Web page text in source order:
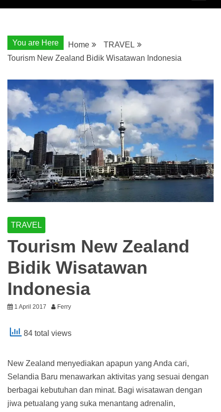
You are Here Home
TRAVEL
Tourism New Zealand Bidik Wisatawan Indonesia
TRAVEL
Tourism New Zealand
Bidik Wisatawan
Indonesia
1 April 2017 Ferry
84 total views
New Zealand menyediakan apapun yang Anda cari,
Selandia Baru menawarkan aktivitas yang sesuai dengan
berbagai kebutuhan dan minat. Bagi wisatawan dengan
jiwa petualang yang suka menantang adrenalin,